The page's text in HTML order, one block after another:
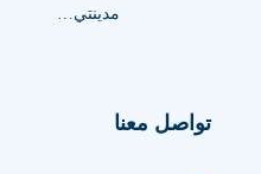
مدينتي…
تواصل معنا